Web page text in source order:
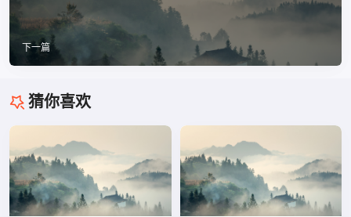
下一篇
猜你喜欢